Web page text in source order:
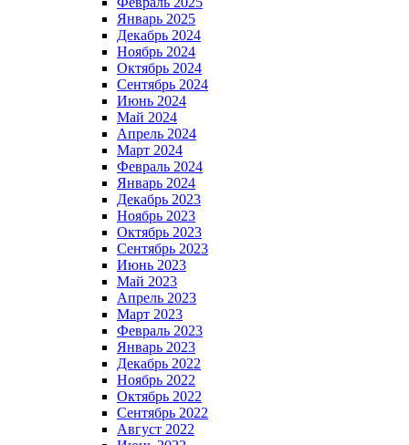
Январь 2025
Декабрь 2024
Ноябрь 2024
Октябрь 2024
Сентябрь 2024
Июнь 2024
Май 2024
Апрель 2024
Март 2024
Февраль 2024
Январь 2024
Декабрь 2023
Ноябрь 2023
Октябрь 2023
Сентябрь 2023
Июнь 2023
Май 2023
Апрель 2023
Март 2023
Февраль 2023
Январь 2023
Декабрь 2022
Ноябрь 2022
Октябрь 2022
Сентябрь 2022
Август 2022